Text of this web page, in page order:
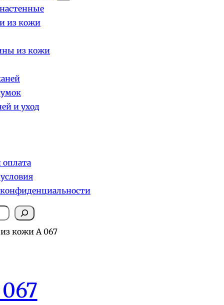
из кожи
из кожи
и уход
оплата
кожи А 067